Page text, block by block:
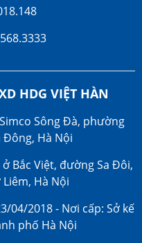
HDG VIỆT HÀN
Sông Đà, phường
Đông, Hà Nội
Bắc Việt, đường Sa Đôi,
Hà Nội
04/2018 - Nơi cấp: Sở kế
phố Hà Nội